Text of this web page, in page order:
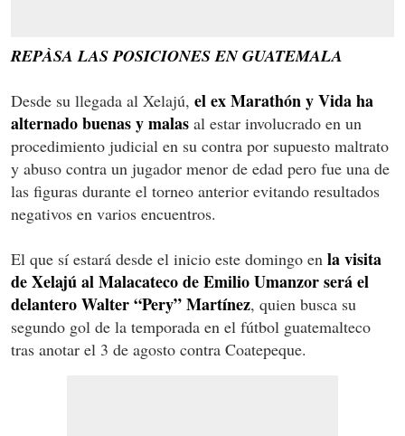
REPÀSA LAS POSICIONES EN GUATEMALA
Desde su llegada al Xelajú, el ex Marathón y Vida ha
alternado buenas y malas al estar involucrado en un
procedimiento judicial en su contra por supuesto maltrato
y abuso contra un jugador menor de edad pero fue una de
las figuras durante el torneo anterior evitando resultados
negativos en varios encuentros.
El que sí estará desde el inicio este domingo en la visita
de Xelajú al Malacateco de Emilio Umanzor será el
delantero Walter “Pery” Martínez, quien busca su
segundo gol de la temporada en el fútbol guatemalteco
tras anotar el 3 de agosto contra Coatepeque.